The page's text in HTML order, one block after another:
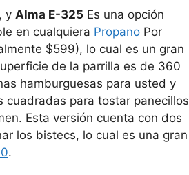
y Alma E-325 Es una opción
en cualquiera Propano Por
$599), lo cual es un gran
de la parrilla es de 360
hamburguesas para usted y
cuadradas para tostar panecillos
Esta versión cuenta con dos
los bistecs, lo cual es una gran
.